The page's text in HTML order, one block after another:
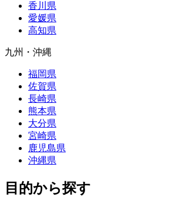
香川県
愛媛県
高知県
九州・沖縄
福岡県
佐賀県
長崎県
熊本県
大分県
宮崎県
鹿児島県
沖縄県
目的から探す